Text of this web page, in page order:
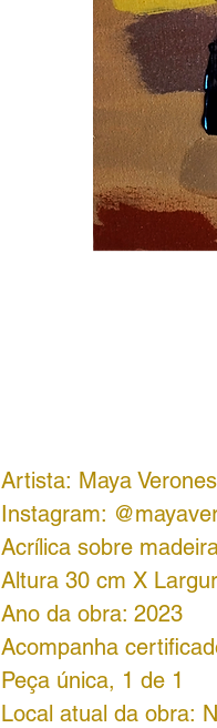
Artista: Maya
Instagram:
Acrílica sobre
Altura 30 cm X
Ano da obra: 2023
Acompanha
Peça única, 1 de 1
Local atual da obra: